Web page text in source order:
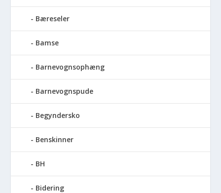
Bæreseler
Bamse
Barnevognsophæng
Barnevognspude
Begyndersko
Benskinner
BH
Bidering